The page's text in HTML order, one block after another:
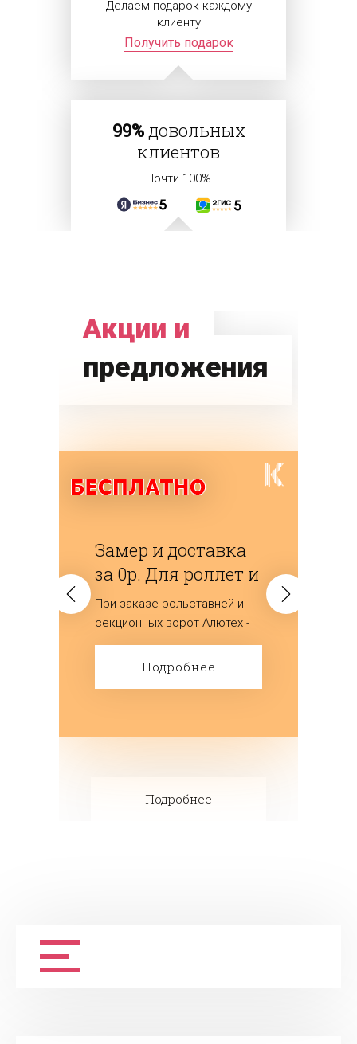
Делаем подарок каждому
клиенту
Получить подарок
99%довольных
клиентов
Почти 100%
Акции и
предложения
Замер и доставка
за 0р. Для роллет и
ворот
(секционных)
При заказе рольставней и
секционных ворот Алютех -
мы дарим замер и доставку
изделий.Подробнее
Подробнее